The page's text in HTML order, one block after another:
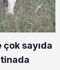
sayıda